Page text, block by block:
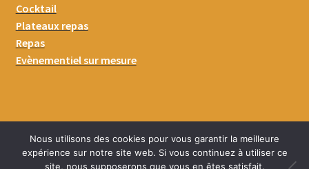
Cocktail
Plateaux repas
Repas
Evènementiel sur mesure
Nous utilisons des cookies pour vous garantir la meilleure
expérience sur notre site web. Si vous continuez à utiliser ce
site, nous supposerons que vous en êtes satisfait.